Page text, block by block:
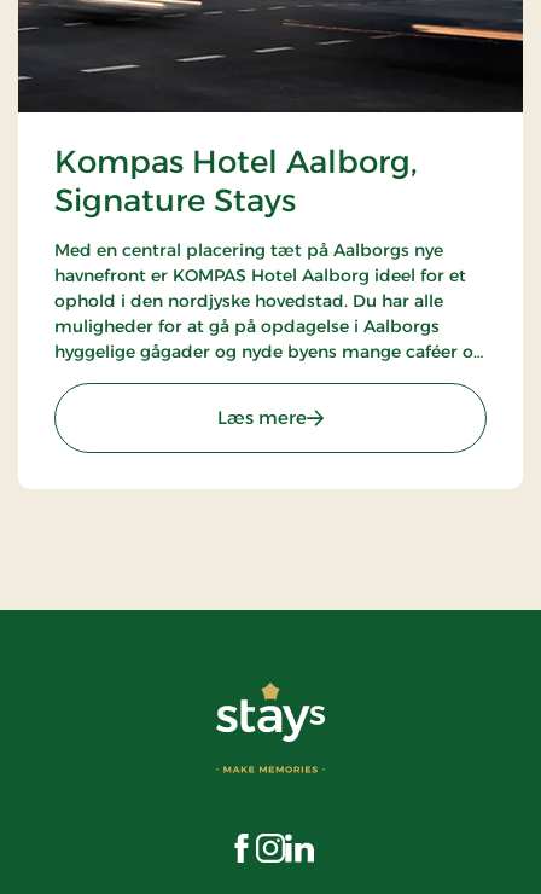
Kompas Hotel Aalborg,
Signature Stays
Med en central placering tæt på Aalborgs nye
havnefront er KOMPAS Hotel Aalborg ideel for et
ophold i den nordjyske hovedstad. Du har alle
muligheder for at gå på opdagelse i Aalborgs
hyggelige gågader og nyde byens mange caféer og
Læs mere: Kompas Hotel Aalborg,
Besøg os på Facebook
Besøg os på Instagram
Besøg os på LinkedIn